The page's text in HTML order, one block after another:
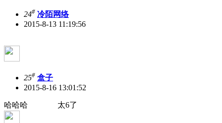
24# 冷陌网络
2015-8-13 11:19:56
25# 盒子
2015-8-16 13:01:52
哈哈哈 太6了